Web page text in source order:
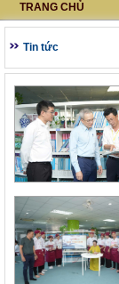
TRANG CHỦ
Tin tức